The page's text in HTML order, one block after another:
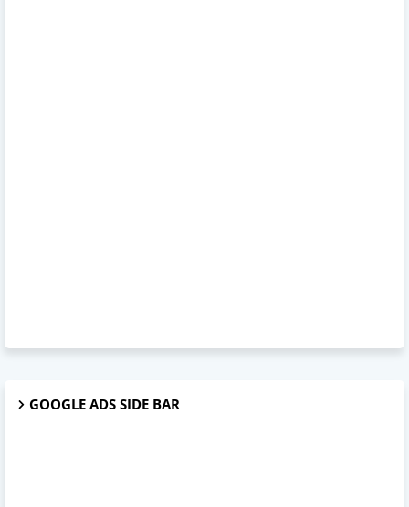
GOOGLE ADS SIDE BAR